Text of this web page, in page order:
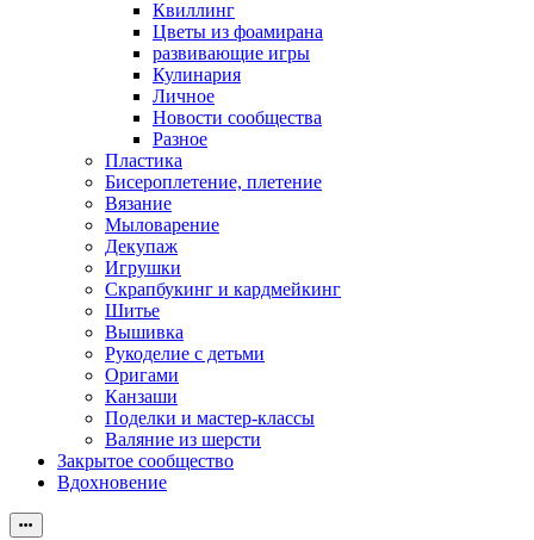
Квиллинг
Цветы из фоамирана
развивающие игры
Кулинария
Личное
Новости сообщества
Разное
Пластика
Бисероплетение, плетение
Вязание
Мыловарение
Декупаж
Игрушки
Скрапбукинг и кардмейкинг
Шитье
Вышивка
Рукоделие с детьми
Оригами
Канзаши
Поделки и мастер-классы
Валяние из шерсти
Закрытое сообщество
Вдохновение